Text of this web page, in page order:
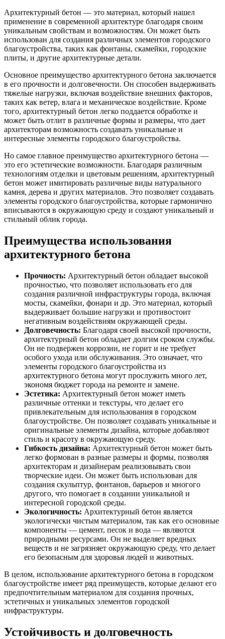
Архитектурный бетон — это материал, который нашел
применение в современной архитектуре благодаря своим
уникальным свойствам и возможностям. Он может быть
использован для создания различных элементов городского
благоустройства, таких как фонтаны, скамейки, городские
плиты, и другие архитектурные детали.
Основное преимущество архитектурного бетона заключается
в его прочности и долговечности. Он способен выдерживать
тяжелые нагрузки, включая воздействие внешних факторов,
таких как ветер, влага и механическое воздействие. Кроме
того, архитектурный бетон легко поддается обработке и
может быть отлит в различные формы и размеры, что дает
архитекторам возможность создавать уникальные и
интересные элементы городского благоустройства.
Но самое главное преимущество архитектурного бетона —
это его эстетические возможности. Благодаря различным
технологиям отделки и цветовым решениям, архитектурный
бетон может имитировать различные виды натурального
камня, дерева и других материалов. Это позволяет создавать
элементы городского благоустройства, которые гармонично
вписываются в окружающую среду и создают уникальный и
стильный облик города.
Преимущества использования
архитектурного бетона
Прочность: Архитектурный бетон обладает высокой
прочностью, что позволяет использовать его для
создания различной инфраструктуры города, включая
мосты, скамейки, фонари и др. Это материал, который
выдерживает большие нагрузки и противостоит
негативным воздействиям окружающей среды.
Долговечность: Благодаря своей высокой прочности,
архитектурный бетон обладает долгим сроком службы.
Он не подвержен коррозии, не горит и не требует
особого ухода или обслуживания. Это означает, что
элементы городского благоустройства из
архитектурного бетона могут прослужить много лет,
экономя бюджет города на ремонте и замене.
Эстетика: Архитектурный бетон может иметь
различные оттенки и текстуры, что делает его
привлекательным для использования в городском
благоустройстве. Он позволяет создавать уникальные и
оригинальные элементы дизайна, которые добавляют
стиль и красоту в окружающую среду.
Гибкость дизайна: Архитектурный бетон может быть
легко формован в разные размеры и формы, позволяя
архитекторам и дизайнерам реализовывать свои
творческие идеи. Он может быть использован для
создания скульптур, фонтанов, барьеров и многого
другого, что помогает в создании уникальной и
интересной городской среды.
Экологичность: Архитектурный бетон является
экологически чистым материалом, так как его основные
компоненты — цемент, песок и вода — являются
природными ресурсами. Он не выделяет вредных
веществ и не загрязняет окружающую среду, что делает
его безопасным для здоровья людей и животных.
В целом, использование архитектурного бетона в городском
благоустройстве имеет ряд преимуществ, которые делают его
предпочтительным материалом для создания прочных,
эстетичных и уникальных элементов городской
инфраструктуры.
Устойчивость и долговечность